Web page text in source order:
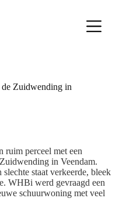
Zuidwending in
ruim perceel met een
in Veendam.
staat verkeerde, bleek
WHBi werd gevraagd een
schuurwoning met veel